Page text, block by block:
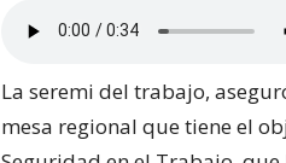
La seremi del trabajo,
mesa regional que tiene el